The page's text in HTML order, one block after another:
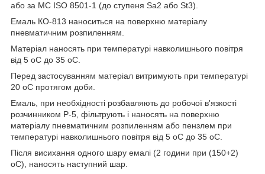
або за МС ISO 8501-1 (до ступеня Sa2 або St3).
Емаль КО-813 наноситься на поверхню матеріалу
пневматичним розпиленням.
Матеріал наносять при температурі навколишнього повітря
від 5 оС до 35 оС.
Перед застосуванням матеріал витримують при температурі
20 оС протягом доби.
Емаль, при необхідності розбавляють до робочої в'язкості
розчинником Р-5, фільтрують і наносять на поверхню
матеріалу пневматичним розпиленням або пензлем при
температурі навколишнього повітря від 5 оС до 35 оС.
Після висихання одного шару емалі (2 години при (150+2)
оС), наносять наступний шар.